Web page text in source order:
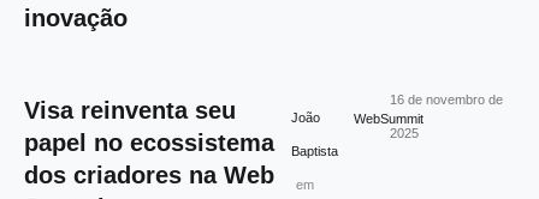
inovação
Visa reinventa seu
papel no ecossistema
dos criadores na Web
João
Baptista
em
WebSummit
16 de novembro de
2025